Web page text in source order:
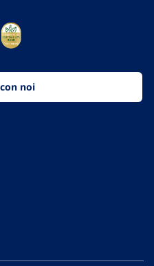
noi